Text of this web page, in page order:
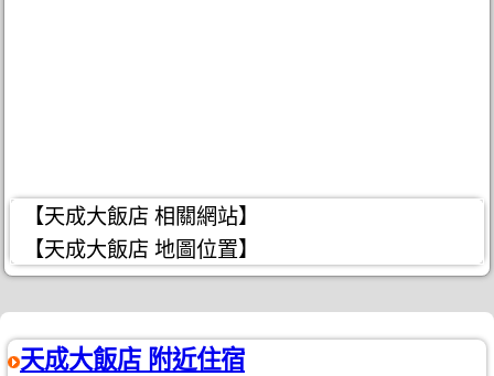
【天成大飯店 相關網站】
【天成大飯店 地圖位置】
天成大飯店 附近住宿